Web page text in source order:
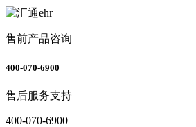
售前产品咨询
400-070-6900
售后服务支持
400-070-6900